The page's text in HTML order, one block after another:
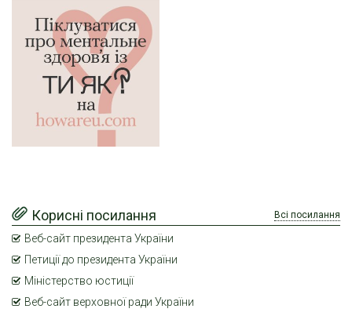
Корисні посилання Всі посилання
Веб-сайт президента України
Петиції до президента України
Міністерство юстиції
Веб-сайт верховної ради України